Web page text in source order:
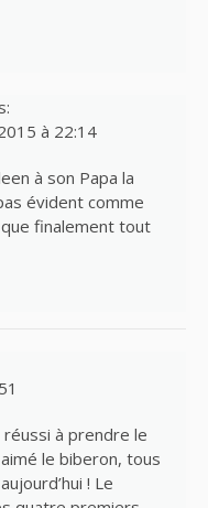
à 22:14
à son Papa la
évident comme
finalement tout
réussi à prendre le
le biberon, tous
! Le